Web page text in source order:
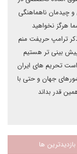
و چیدمان ناهماهنگی
هرگز نخواهید
ترامپ حریفت منم
بینی تر هستیم
است تحریم های ایران
جهان و حتی با
قدر بداند
بازدیدترین ها